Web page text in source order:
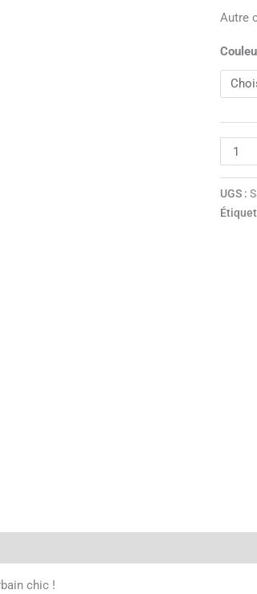
Autre
UGS :
chic !